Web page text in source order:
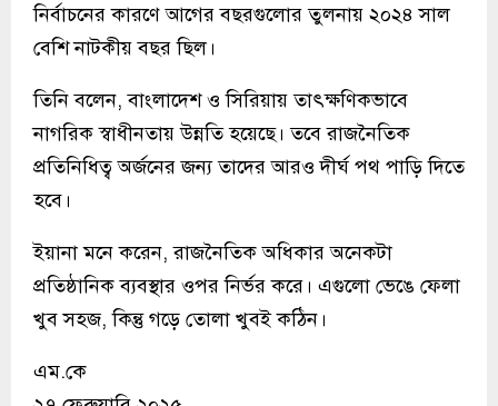
নির্বাচনের কারণে আগের বছরগুলোর তুলনায় ২০২৪ সাল
বেশি নাটকীয় বছর ছিল।
তিনি বলেন, বাংলাদেশ ও সিরিয়ায় তাৎক্ষণিকভাবে
নাগরিক স্বাধীনতায় উন্নতি হয়েছে। তবে রাজনৈতিক
প্রতিনিধিত্ব অর্জনের জন্য তাদের আরও দীর্ঘ পথ পাড়ি দিতে
হবে।
ইয়ানা মনে করেন, রাজনৈতিক অধিকার অনেকটা
প্রতিষ্ঠানিক ব্যবস্থার ওপর নির্ভর করে। এগুলো ভেঙে ফেলা
খুব সহজ, কিন্তু গড়ে তোলা খুবই কঠিন।
এম.কে